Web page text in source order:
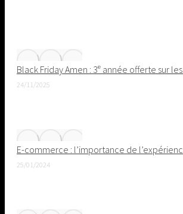
Black Friday Amen : 3ᵉ année offerte sur
24/11/2025
E-commerce : l’importance de
25/01/2024